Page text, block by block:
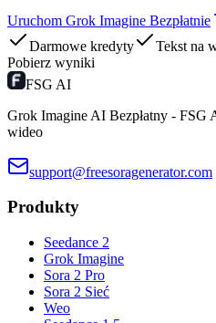
Uruchom Grok Imagine Bezpłatnie
Darmowe kredyty
Tekst na
Pobierz wyniki
FSG AI
Grok Imagine AI Bezpłatny - FSG
wideo
support@freesoragenerator.com
Produkty
Seedance 2
Grok Imagine
Sora 2 Pro
Sora 2 Sieć
Weo